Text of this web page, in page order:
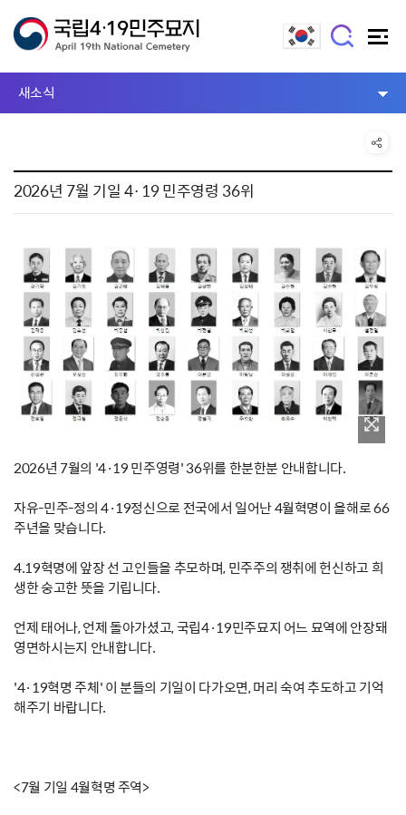
새소식
2026년 7월 기일 4·19 민주영령 36위
2026년 7월의 '4·19 민주영령' 36위를 한분한분 안내합니다.
자유-민주-정의 4·19정신으로 전국에서 일어난 4월혁명이 올해로 66
주년을 맞습니다.
4.19혁명에 앞장 선 고인들을 추모하며, 민주주의 쟁취에 헌신하고 희
생한 숭고한 뜻을 기립니다.
언제 태어나, 언제 돌아가셨고, 국립4·19민주묘지 어느 묘역에 안장돼
영면하시는지 안내합니다.
'4·19혁명 주체' 이 분들의 기일이 다가오면, 머리 숙여 추도하고 기억
해주기 바랍니다.
<7월 기일 4월혁명 주역>